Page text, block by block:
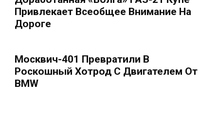
Привлекает Всеобщее Внимание На
Дороге
Москвич-401 Превратили В
Роскошный Хотрод С Двигателем От
BMW